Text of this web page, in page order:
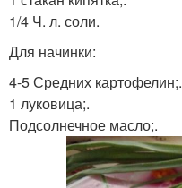
1/4 Ч. л. соли.
Для начинки:
4-5 Средних картофелин;.
1 луковица;.
Подсолнечное масло;.